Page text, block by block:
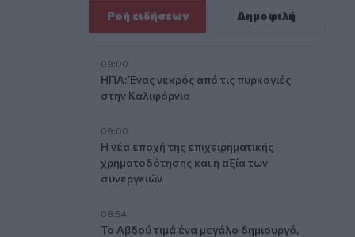
Ροή ειδήσεων Δημοφιλή
09:00
ΗΠΑ: Ένας νεκρός από τις πυρκαγιές
στην Καλιφόρνια
09:00
Η νέα εποχή της επιχειρηματικής
χρηματοδότησης και η αξία των
συνεργειών
08:54
Το Αβδού τιμά ένα μεγάλο δημιουργό,